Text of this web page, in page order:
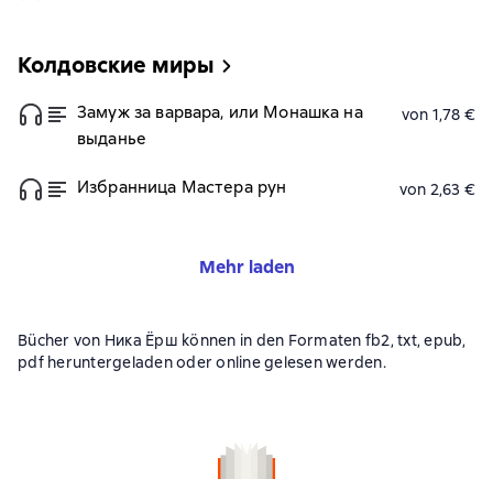
Колдовские миры
Замуж за варвара, или Монашка на
выданье
von 1,78 €
Избранница Мастера рун von 2,63 €
Mehr laden
Bücher von Ника Ёрш können in den Formaten fb2, txt, epub,
pdf heruntergeladen oder online gelesen werden.